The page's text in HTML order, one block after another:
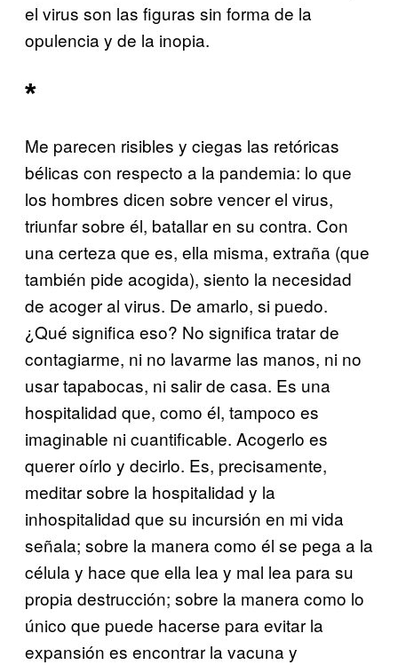
el virus son las figuras sin forma de la
opulencia y de la inopia.
*
Me parecen risibles y ciegas las retóricas
bélicas con respecto a la pandemia: lo que
los hombres dicen sobre vencer el virus,
triunfar sobre él, batallar en su contra. Con
una certeza que es, ella misma, extraña (que
también pide acogida), siento la necesidad
de acoger al virus. De amarlo, si puedo.
¿Qué significa eso? No significa tratar de
contagiarme, ni no lavarme las manos, ni no
usar tapabocas, ni salir de casa. Es una
hospitalidad que, como él, tampoco es
imaginable ni cuantificable. Acogerlo es
querer oírlo y decirlo. Es, precisamente,
meditar sobre la hospitalidad y la
inhospitalidad que su incursión en mi vida
señala; sobre la manera como él se pega a la
célula y hace que ella lea y mal lea para su
propia destrucción; sobre la manera como lo
único que puede hacerse para evitar la
expansión es encontrar la vacuna y